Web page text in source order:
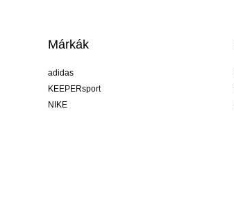
Márkák
adidas
KEEPERsport
NIKE